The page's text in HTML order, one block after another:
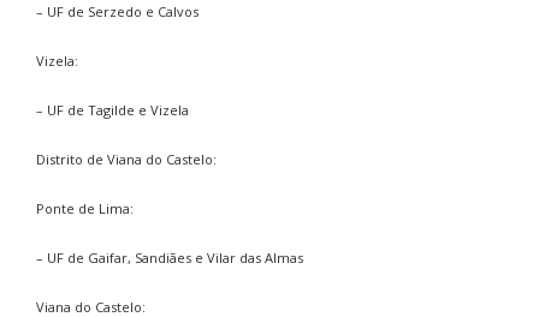
– UF de Serzedo e Calvos
Vizela:
– UF de Tagilde e Vizela
Distrito de Viana do Castelo:
Ponte de Lima:
– UF de Gaifar, Sandiães e Vilar das Almas
Viana do Castelo: